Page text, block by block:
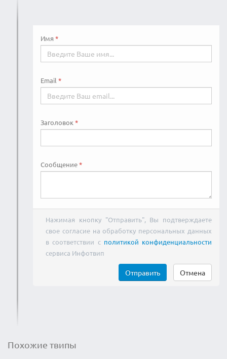
Имя
Email
Заголовок
Сообщение
Нажимая кнопку "Отправить", Вы подтверждаете
свое согласие на обработку персональных данных
в соответствии с политикой конфиденциальности
сервиса Инфотвип
Отправить Отмена
Похожие твипы